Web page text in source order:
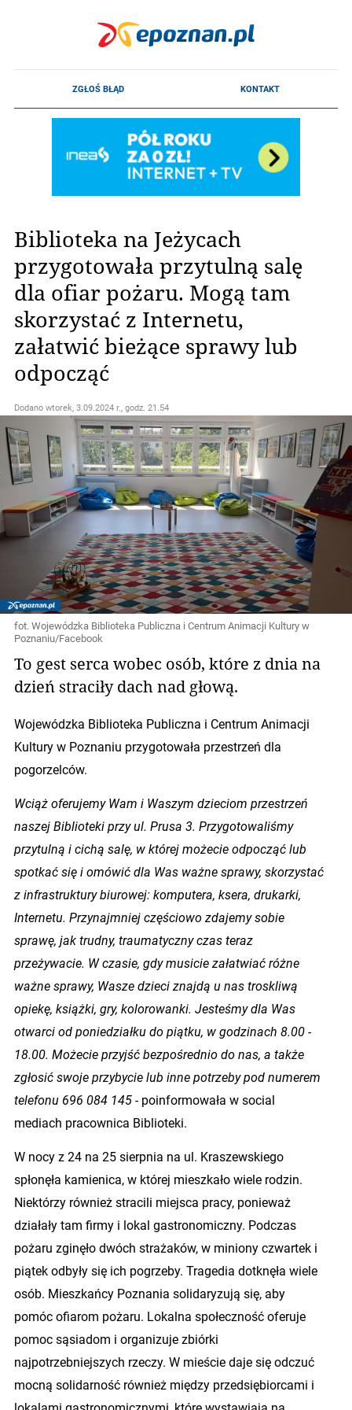
Biblioteka na Jeżycach
przygotowała przytulną salę
dla ofiar pożaru. Mogą tam
skorzystać z Internetu,
załatwić bieżące sprawy lub
odpocząć
Dodano wtorek, 3.09.2024 r., godz. 21.54
fot. Wojewódzka Biblioteka Publiczna i Centrum Animacji Kultury w
Poznaniu/Facebook
To gest serca wobec osób, które z dnia na
dzień straciły dach nad głową.
Wojewódzka Biblioteka Publiczna i Centrum Animacji
Kultury w Poznaniu przygotowała przestrzeń dla
pogorzelców.
Wciąż oferujemy Wam i Waszym dzieciom przestrzeń
naszej Biblioteki przy ul. Prusa 3. Przygotowaliśmy
przytulną i cichą salę, w której możecie odpocząć lub
spotkać się i omówić dla Was ważne sprawy, skorzystać
z infrastruktury biurowej: komputera, ksera, drukarki,
Internetu. Przynajmniej częściowo zdajemy sobie
sprawę, jak trudny, traumatyczny czas teraz
przeżywacie. W czasie, gdy musicie załatwiać różne
ważne sprawy, Wasze dzieci znajdą u nas troskliwą
opiekę, książki, gry, kolorowanki. Jesteśmy dla Was
otwarci od poniedziałku do piątku, w godzinach 8.00 -
18.00. Możecie przyjść bezpośrednio do nas, a także
zgłosić swoje przybycie lub inne potrzeby pod numerem
telefonu 696 084 145- poinformowała w social
mediach pracownica Biblioteki.
W nocy z 24 na 25 sierpnia na ul. Kraszewskiego
spłonęła kamienica, w której mieszkało wiele rodzin.
Niektórzy również stracili miejsca pracy, ponieważ
działały tam firmy i lokal gastronomiczny. Podczas
pożaru zginęło dwóch strażaków, w miniony czwartek i
piątek odbyły się ich pogrzeby. Tragedia dotknęła wiele
osób. Mieszkańcy Poznania solidaryzują się, aby
pomóc ofiarom pożaru. Lokalna społeczność oferuje
pomoc sąsiadom i organizuje zbiórki
najpotrzebniejszych rzeczy. W mieście daje się odczuć
mocną solidarność również między przedsiębiorcami i